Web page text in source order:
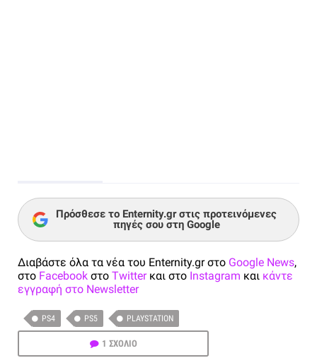
Πρόσθεσε το Enternity.gr στις προτεινόμενες
πηγές σου στη Google
Διαβάστε όλα τα νέα του Enternity.gr στο Google News,
στο Facebook στο Twitterκαι στο Instagram και κάντε
εγγραφή στο Newsletter
PS4 PS5 PLAYSTATION
1 ΣΧΟΛΙΟ